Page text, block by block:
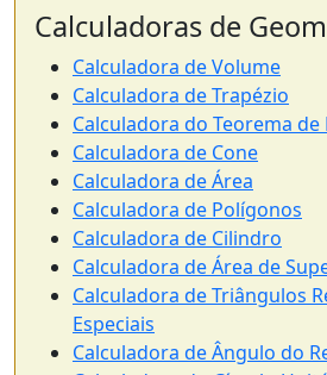
Calculadoras de
Calculadora de Volume
Calculadora de Trapézio
Calculadora do Teorema de
Calculadora de Cone
Calculadora de Área
Calculadora de Polígonos
Calculadora de Cilindro
Calculadora de Área de
Calculadora de Triângulos
Especiais
Calculadora de Ângulo do